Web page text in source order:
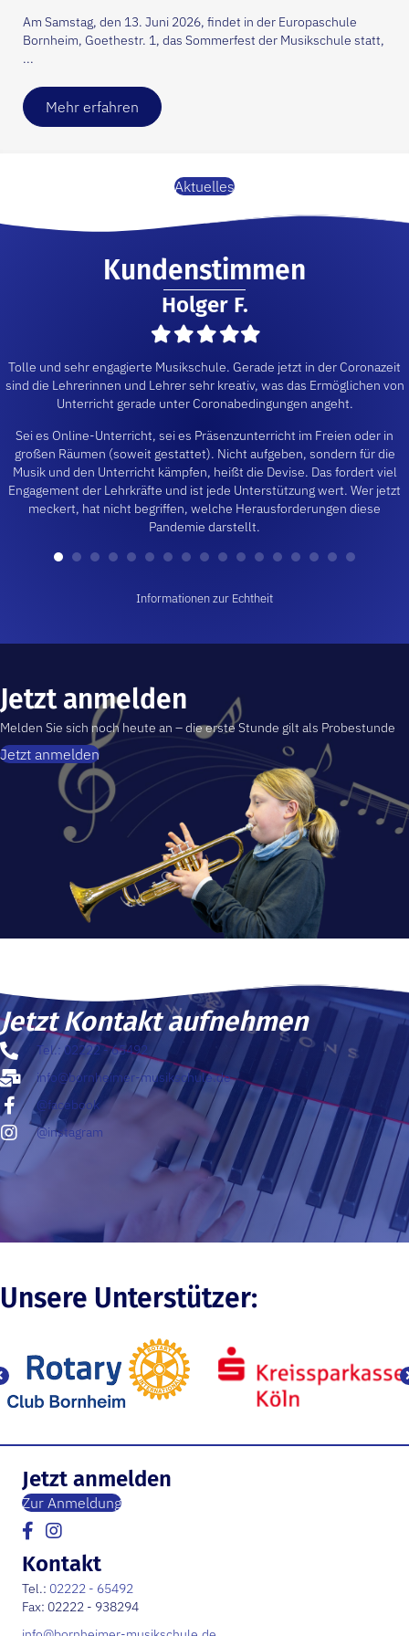
Am Samstag, den 13. Juni 2026, findet in der Europaschule
Bornheim, Goethestr. 1, das Sommerfest der Musikschule statt,
...
Mehr erfahren
Aktuelles
Kundenstimmen
Holger F.
Filled
star
Filled
star
Filled
star
Filled
star
Filled
star
Tolle und sehr engagierte Musikschule. Gerade jetzt in der Coronazeit
sind die Lehrerinnen und Lehrer sehr kreativ, was das Ermöglichen von
Unterricht gerade unter Coronabedingungen angeht.
Sei es Online-Unterricht, sei es Präsenzunterricht im Freien oder in
großen Räumen (soweit gestattet). Nicht aufgeben, sondern für die
Musik und den Unterricht kämpfen, heißt die Devise. Das fordert viel
Engagement der Lehrkräfte und ist jede Unterstützung wert. Wer jetzt
meckert, hat nicht begriffen, welche Herausforderungen diese
Pandemie darstellt.
Informationen zur Echtheit
Jetzt anmelden
Melden Sie sich noch heute an – die erste Stunde gilt als Probestunde
Jetzt anmelden
Jetzt Kontakt aufnehmen
Tel.: 02222 - 65492
info@bornheimer-musikschule.de
@facebook
@instagram
Unsere Unterstützer:
Jetzt anmelden
Zur Anmeldung
Kontakt
Tel.: 02222 - 65492
Fax: 02222 - 938294